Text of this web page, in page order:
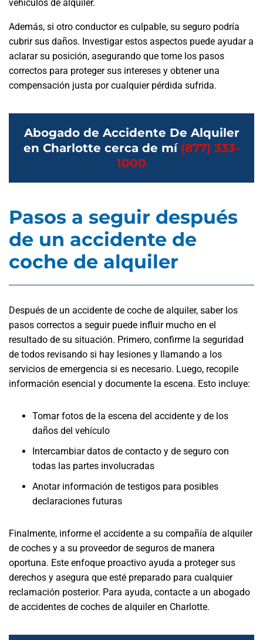
vehículos de alquiler.
Además, si otro conductor es culpable, su seguro podría
cubrir sus daños. Investigar estos aspectos puede ayudar a
aclarar su posición, asegurando que tome los pasos
correctos para proteger sus intereses y obtener una
compensación justa por cualquier pérdida sufrida.
Abogado de Accidente De Alquiler
en Charlotte cerca de mí (877) 333-
1000
Pasos a seguir después
de un accidente de
coche de alquiler
Después de un accidente de coche de alquiler, saber los
pasos correctos a seguir puede influir mucho en el
resultado de su situación. Primero, confirme la seguridad
de todos revisando si hay lesiones y llamando a los
servicios de emergencia si es necesario. Luego, recopile
información esencial y documente la escena. Esto incluye:
Tomar fotos de la escena del accidente y de los
daños del vehículo
Intercambiar datos de contacto y de seguro con
todas las partes involucradas
Anotar información de testigos para posibles
declaraciones futuras
Finalmente, informe el accidente a su compañía de alquiler
de coches y a su proveedor de seguros de manera
oportuna. Este enfoque proactivo ayuda a proteger sus
derechos y asegura que esté preparado para cualquier
reclamación posterior. Para ayuda, contacte a un abogado
de accidentes de coches de alquiler en Charlotte.